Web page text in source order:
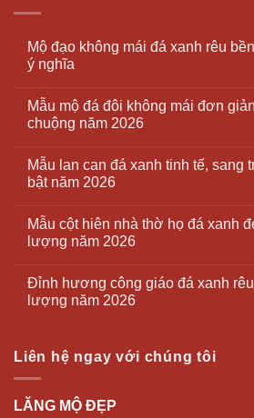
Mộ đạo không mái đá xanh rêu
ý nghĩa
Mẫu mộ đá đôi không mái đơn
chuộng năm 2026
Mẫu lan can đá xanh tinh tế, sang
bật năm 2026
Mẫu cột hiên nhà thờ họ đá xanh
lượng năm 2026
Đỉnh hương công giáo đá xanh
lượng năm 2026
Liên hệ ngay với chúng tôi
LĂNG MỘ ĐẸP